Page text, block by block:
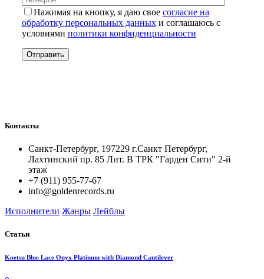
Нажимая на кнопку, я даю свое согласие на
обработку персональных данныхи соглашаюсь с
условиями политики конфиденциальности
Контакты
Санкт-Петербург, 197229 г.Санкт Петербург,
Лахтинский пр. 85 Лит. B ТРК "Гарден Сити" 2-й
этаж
+7 (911) 955-77-67
info@goldenrecords.ru
Исполнители Жанры Лейблы
Статьи
Koetsu Blue Lace Onyx Platinum with Diamond Cantilever